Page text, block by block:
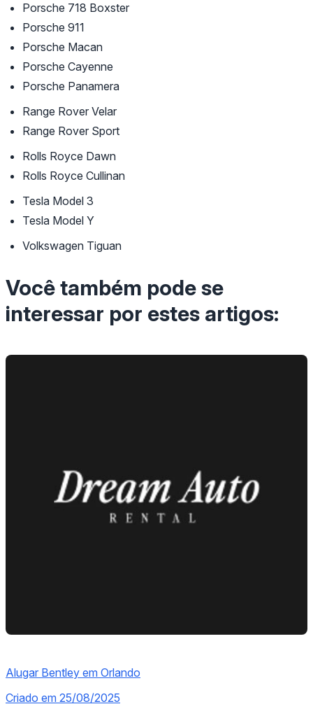
Porsche 718 Boxster
Porsche 911
Porsche Macan
Porsche Cayenne
Porsche Panamera
Range Rover Velar
Range Rover Sport
Rolls Royce Dawn
Rolls Royce Cullinan
Tesla Model 3
Tesla Model Y
Volkswagen Tiguan
Você também pode se
interessar por estes artigos:
Alugar Bentley em Orlando
Criado em 25/08/2025